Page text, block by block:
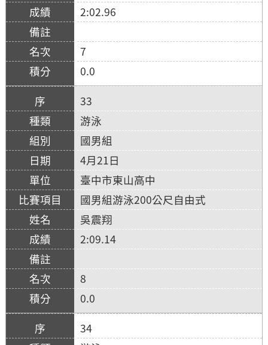
2:02.96
7
0.0
33
游泳
國男組
4月21日
臺中市東山高中
國男組游泳200公尺自由式
吳震翔
2:09.14
8
0.0
34